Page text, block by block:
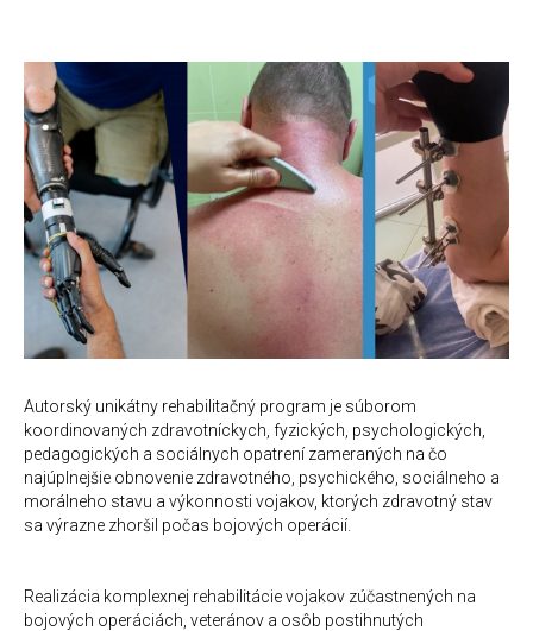
Autorský unikátny rehabilitačný program je súborom
koordinovaných zdravotníckych, fyzických, psychologických,
pedagogických a sociálnych opatrení zameraných na čo
najúplnejšie obnovenie zdravotného, psychického, sociálneho a
morálneho stavu a výkonnosti vojakov, ktorých zdravotný stav
sa výrazne zhoršil počas bojových operácií.
Realizácia komplexnej rehabilitácie vojakov zúčastnených na
bojových operáciách, veteránov a osôb postihnutých